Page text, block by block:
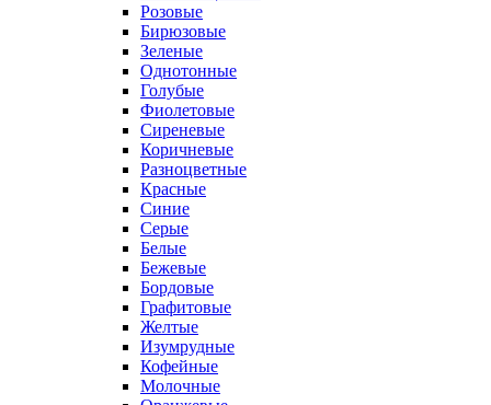
Розовые
Бирюзовые
Зеленые
Однотонные
Голубые
Фиолетовые
Сиреневые
Коричневые
Разноцветные
Красные
Синие
Серые
Белые
Бежевые
Бордовые
Графитовые
Желтые
Изумрудные
Кофейные
Молочные